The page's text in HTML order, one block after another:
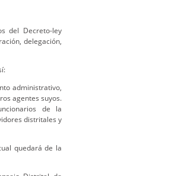
del Decreto-ley
delegación,
administrativo,
agentes suyos.
de la
distritales y
quedará de la